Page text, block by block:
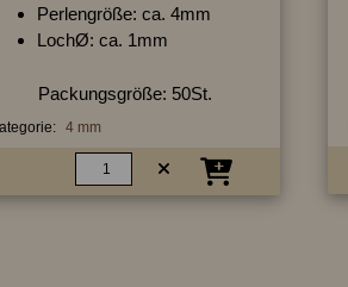
Perlengröße: ca. 4mm
LochØ: ca. 1mm
Packungsgröße: 50St.
4 mm